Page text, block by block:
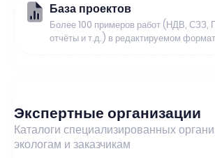
База проектов
Более 100 примеров работ (НДВ,
отчёты и т.д.) в редактируемом
Экспертные организации
Каталоги специализированных
экологам и заказчикам